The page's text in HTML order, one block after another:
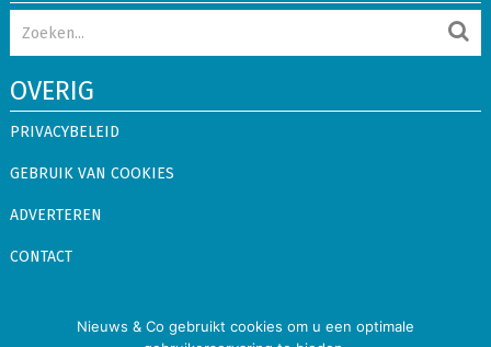
OVERIG
PRIVACYBELEID
GEBRUIK VAN COOKIES
ADVERTEREN
CONTACT
Nieuws & Co Copyright © 2026. Alle rechten voorbehouden
Nieuws & Co gebruikt cookies om u een optimale